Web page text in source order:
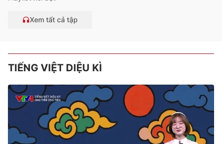
Xem tất cả tập
TIẾNG VIỆT DIỆU KÌ